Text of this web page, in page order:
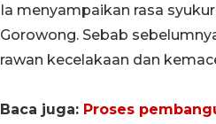
Ia menyampaikan rasa
Gorowong. Sebab
rawan kecelakaan dan
Baca juga: Proses